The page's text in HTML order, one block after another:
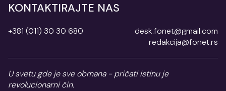
KONTAKTIRAJTE NAS
+381 (011) 30 30 680
desk.fonet@gmail.com
redakcija@fonet.rs
U svetu gde je sve obmana - pričati istinu je
revolucionarni čin.